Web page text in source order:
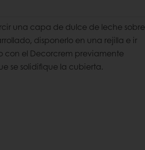
una capa de dulce de leche sobre
disponerlo en una rejilla e ir
con el Decorcrem previamente
se solidifique la cubierta.